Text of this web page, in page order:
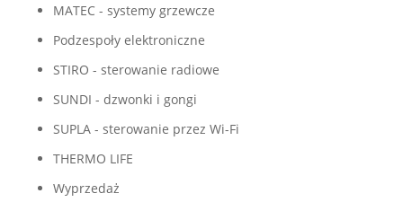
MATEC - systemy grzewcze
Podzespoły elektroniczne
STIRO - sterowanie radiowe
SUNDI - dzwonki i gongi
SUPLA - sterowanie przez Wi-Fi
THERMO LIFE
Wyprzedaż